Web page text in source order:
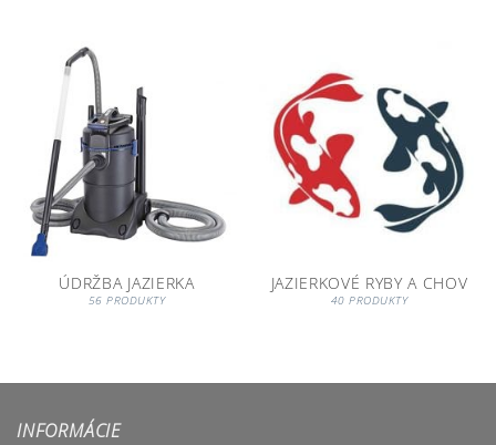
ÚDRŽBA JAZIERKA
56 PRODUKTY
JAZIERKOVÉ RYBY A CHOV
40 PRODUKTY
INFORMÁCIE